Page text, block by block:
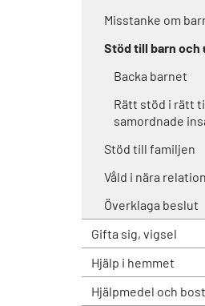
Misstanke om
Stöd till barn och
Backa barnet
Rätt stöd i rätt
samordnade
Stöd till familjen
Våld i nära
Överklaga beslut
Gifta sig, vigsel
Hjälp i hemmet
Hjälpmedel och